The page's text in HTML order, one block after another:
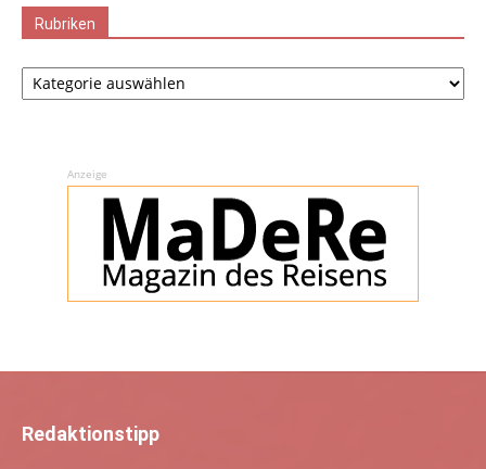
Rubriken
Rubriken
Anzeige
Redaktionstipp